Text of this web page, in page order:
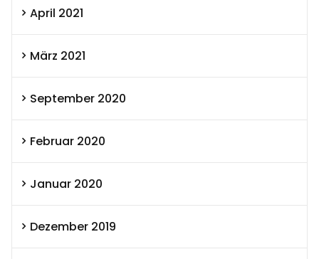
April 2021
März 2021
September 2020
Februar 2020
Januar 2020
Dezember 2019